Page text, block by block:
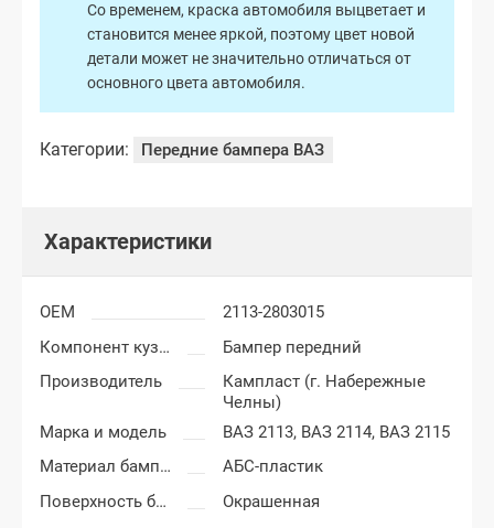
Со временем, краска автомобиля выцветает и
становится менее яркой, поэтому цвет новой
детали может не значительно отличаться от
основного цвета автомобиля.
Категории: Передние бампера ВАЗ
Характеристики
OEM
2113-2803015
Компонент кузова
Бампер передний
Производитель
Кампласт (г. Набережные
Челны)
Марка и модель
ВАЗ 2113, ВАЗ 2114, ВАЗ 2115
Материал бампера
АБС-пластик
Поверхность бампера
Окрашенная